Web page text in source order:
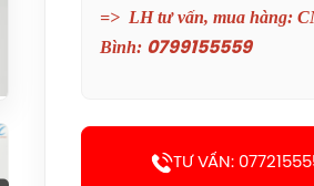
=> LH tư vấn, mua hàng:
Bình: 0799155559
TƯ VẤN: